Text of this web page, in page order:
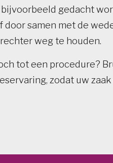
gedacht
door samen met de
weg te houden.
tot een procedure?
zodat uw